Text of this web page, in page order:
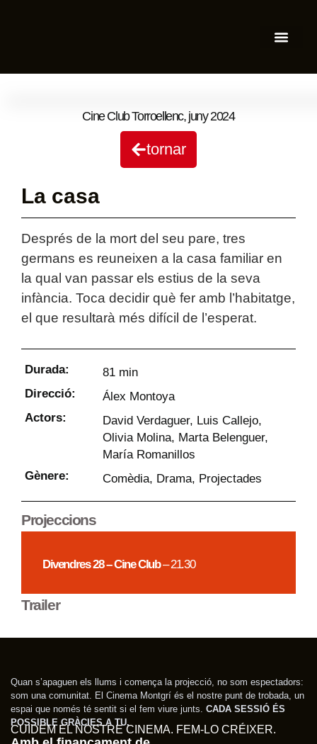
Cine Club Torroellenc, juny 2024
tornar
La casa
Després de la mort del seu pare, tres
germans es reuneixen a la casa familiar en
la qual van passar els estius de la seva
infància. Toca decidir què fer amb l’habitatge,
el que resultarà més difícil de l’esperat.
Durada:
81 min
Direcció:
Álex Montoya
Actors:
David Verdaguer, Luis Callejo,
Olivia Molina, Marta Belenguer,
María Romanillos
Gènere:
Comèdia, Drama, Projectades
Projeccions
Divendres 28 – Cine Club– 21.30
Trailer
Quan s’apaguen els llums i comença la projecció, no som espectadors:
som una comunitat. El Cinema Montgrí és el nostre punt de trobada, un
espai que només té sentit si el fem viure junts. CADA SESSIÓ ÉS
POSSIBLE GRÀCIES A TU.
CUIDEM EL NOSTRE CINEMA. FEM-LO CRÉIXER.